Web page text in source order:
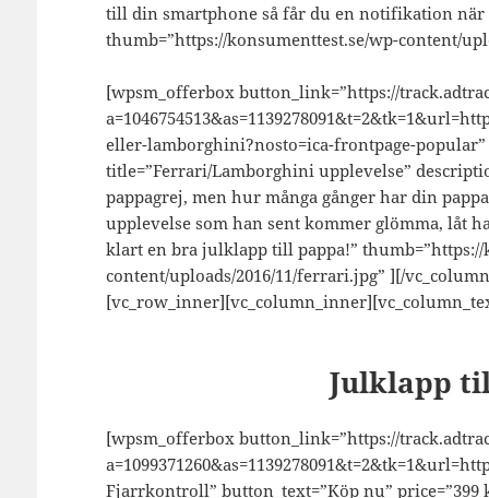
till din smartphone så får du en notifikation när
thumb=”https://konsumenttest.se/wp-content/
[wpsm_offerbox button_link=”https://
eller-lamborghini?nosto=ica-frontpage-popular”
title=”Ferrari/Lamborghini upplevelse”
pappagrej, men hur många gånger har din
upplevelse som han sent kommer glömma, låt
klart en bra julklapp till pappa!” thumb=”https://
content/uploads/2016/11/ferrari.jpg” ][/
Julklapp
[wpsm_offerbox button_link=”https://
Fjarrkontroll” button_text=”Köp nu”